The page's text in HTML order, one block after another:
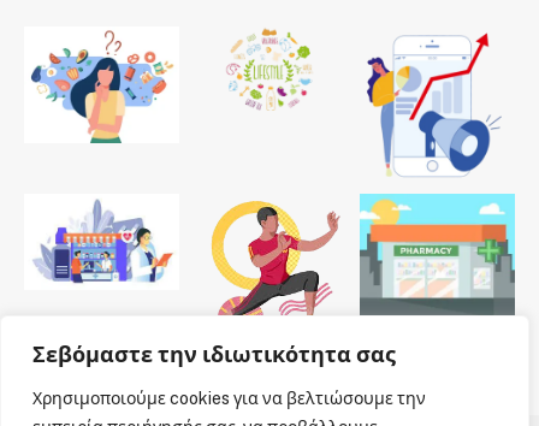
Σεβόμαστε την ιδιωτικότητα σας
Χρησιμοποιούμε cookies για να βελτιώσουμε την